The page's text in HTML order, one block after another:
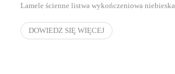
Lamele ścienne listwa wykończeniowa niebieska
DOWIEDZ SIĘ WIĘCEJ